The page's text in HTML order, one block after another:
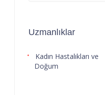
Uzmanlıklar
Kadın Hastalıkları ve
Doğum